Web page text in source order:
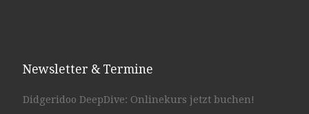
Newsletter & Termine
Didgeridoo DeepDive: Onlinekurs jetzt buchen!